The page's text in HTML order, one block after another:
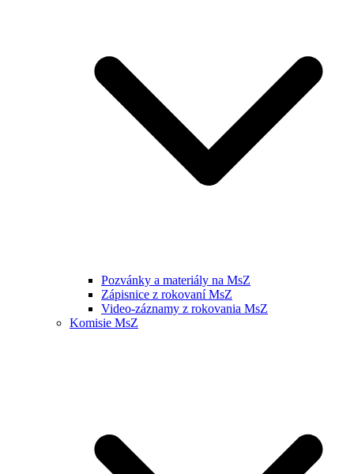
Pozvánky a materiály na MsZ
Zápisnice z rokovaní MsZ
Video-záznamy z rokovania MsZ
Komisie MsZ